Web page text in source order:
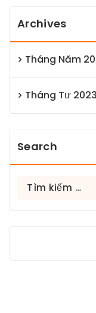
Archives
Tháng Năm
Tháng Tư 2023
Search
Tìm